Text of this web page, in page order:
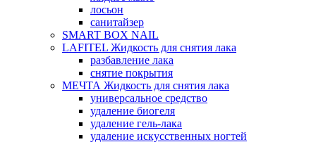
лосьон
санитайзер
SMART BOX NAIL
LAFITEL Жидкость для снятия лака
разбавление лака
снятие покрытия
МЕЧТА Жидкость для снятия лака
универсальное средство
удаление биогеля
удаление гель-лака
удаление искусственных ногтей